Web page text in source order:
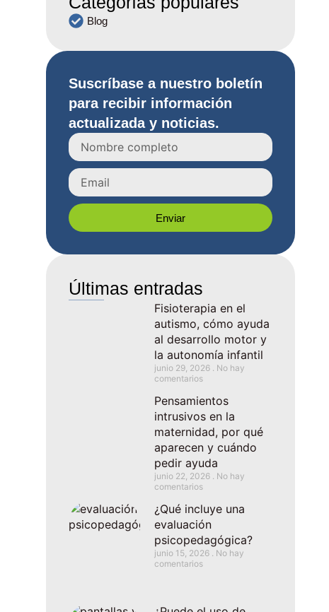
Blog
Suscríbase a nuestro boletín
para recibir información
actualizada y noticias.
Enviar
Últimas entradas
Fisioterapia en el
autismo, cómo ayuda
al desarrollo motor y
la autonomía infantil
junio 29, 2026
No hay
comentarios
Pensamientos
intrusivos en la
maternidad, por qué
aparecen y cuándo
pedir ayuda
junio 22, 2026
No hay
comentarios
¿Qué incluye una
evaluación
psicopedagógica?
junio 15, 2026
No hay
comentarios